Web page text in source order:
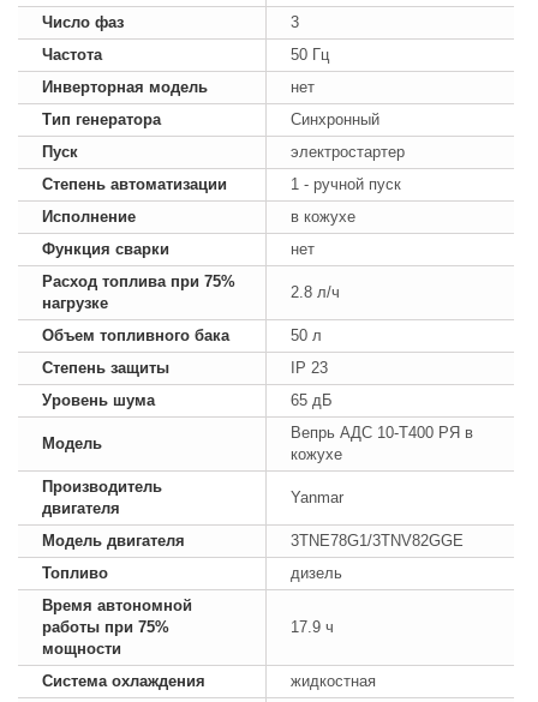
Число фаз
3
Частота
50 Гц
Инверторная модель
нет
Тип генератора
Синхронный
Пуск
электростартер
Степень автоматизации
1 - ручной пуск
Исполнение
в кожухе
Функция сварки
нет
Расход топлива при 75%
нагрузке
2.8 л/ч
Объем топливного бака
50 л
Степень защиты
IP 23
Уровень шума
65 дБ
Модель
Вепрь АДС 10-Т400 РЯ в
кожухе
Производитель
двигателя
Yanmar
Модель двигателя
3TNE78G1/3TNV82GGE
Топливо
дизель
Время автономной
работы при 75%
мощности
17.9 ч
Система охлаждения
жидкостная